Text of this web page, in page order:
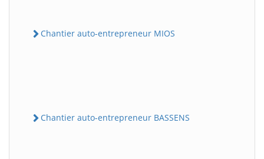
Chantier auto-entrepreneur MIOS
Chantier auto-entrepreneur BASSENS